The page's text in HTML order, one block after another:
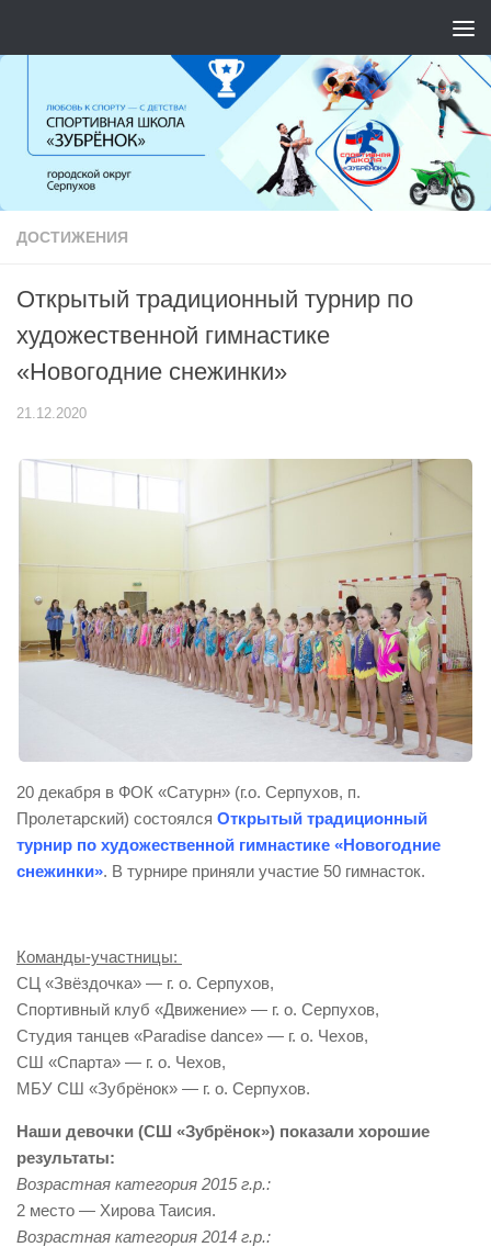
ДОСТИЖЕНИЯ
Открытый традиционный турнир по
художественной гимнастике
«Новогодние снежинки»
21.12.2020
20 декабря в ФОК «Сатурн» (г.о. Серпухов, п.
Пролетарский) состоялся Открытый традиционный
турнир по художественной гимнастике «Новогодние
снежинки». В турнире приняли участие 50 гимнасток.
Команды-участницы:
СЦ «Звёздочка» — г. о. Серпухов,
Спортивный клуб «Движение» — г. о. Серпухов,
Студия танцев «Paradise dance» — г. о. Чехов,
СШ «Спарта» — г. о. Чехов,
МБУ СШ «Зубрёнок» — г. о. Серпухов.
Наши девочки (СШ «Зубрёнок») показали хорошие
результаты:
Возрастная категория 2015 г.р.:
2 место — Хирова Таисия.
Возрастная категория 2014 г.р.: